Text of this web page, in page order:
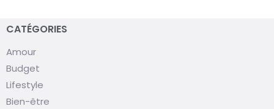
CATÉGORIES
Amour
Budget
Lifestyle
Bien-être